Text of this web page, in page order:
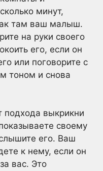
минут,
там ваш малыш.
на руки своего
его, если он
или поговорите с
тоном и снова
подхода выкрикни
своему
его. Ваш
к нему, если он
вас. Это